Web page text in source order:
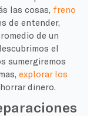
las cosas, freno
de entender,
de un
el
sumergiremos
explorar los
dinero.